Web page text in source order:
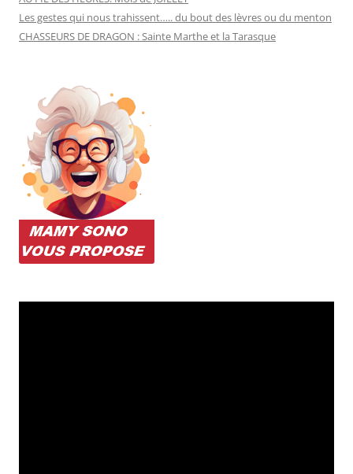
Les gestes qui nous trahissent….. du bout des lèvres ou du menton
CHASSEURS DE DRAGON : Sainte Marthe et la Tarasque